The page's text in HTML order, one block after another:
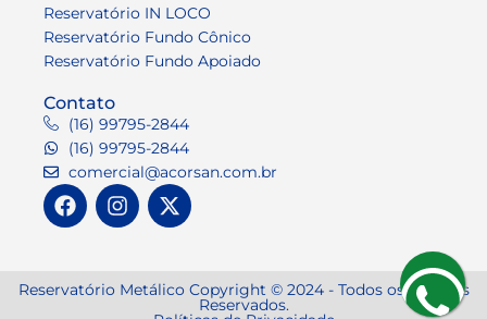
Reservatório IN LOCO
Reservatório Fundo Cônico
Reservatório Fundo Apoiado
Contato
(16) 99795-2844
(16) 99795-2844
comercial@acorsan.com.br
Reservatório Metálico Copyright © 2024 - Todos os Direitos
Reservados.